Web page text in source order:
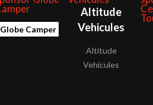
Globe Camper
Altitude
Vehicules
Altitude
Vehicules